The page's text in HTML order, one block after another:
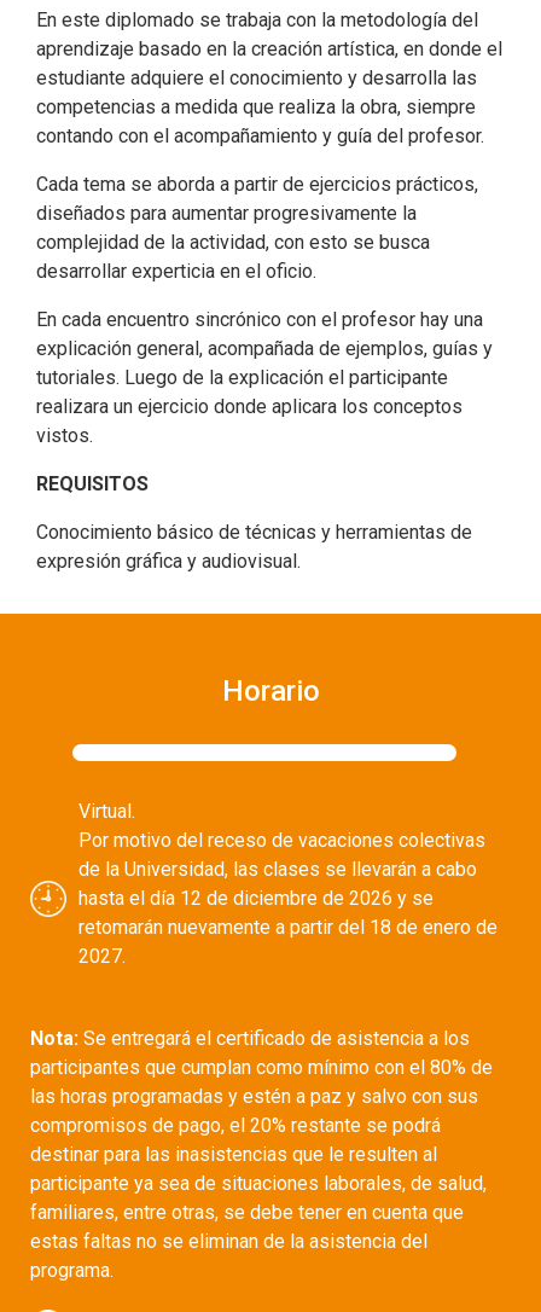
En este diplomado se trabaja con la metodología del
aprendizaje basado en la creación artística, en donde el
estudiante adquiere el conocimiento y desarrolla las
competencias a medida que realiza la obra, siempre
contando con el acompañamiento y guía del profesor.
Cada tema se aborda a partir de ejercicios prácticos,
diseñados para aumentar progresivamente la
complejidad de la actividad, con esto se busca
desarrollar experticia en el oficio.
En cada encuentro sincrónico con el profesor hay una
explicación general, acompañada de ejemplos, guías y
tutoriales. Luego de la explicación el participante
realizara un ejercicio donde aplicara los conceptos
vistos.
REQUISITOS
Conocimiento básico de técnicas y herramientas de
expresión gráfica y audiovisual.
Horario
Virtual.
Por motivo del receso de vacaciones colectivas
de la Universidad, las clases se llevarán a cabo
hasta el día 12 de diciembre de 2026 y se
retomarán nuevamente a partir del 18 de enero de
2027.
Nota: Se entregará el certificado de asistencia a los
participantes que cumplan como mínimo con el 80% de
las horas programadas y estén a paz y salvo con sus
compromisos de pago, el 20% restante se podrá
destinar para las inasistencias que le resulten al
participante ya sea de situaciones laborales, de salud,
familiares, entre otras, se debe tener en cuenta que
estas faltas no se eliminan de la asistencia del
programa.